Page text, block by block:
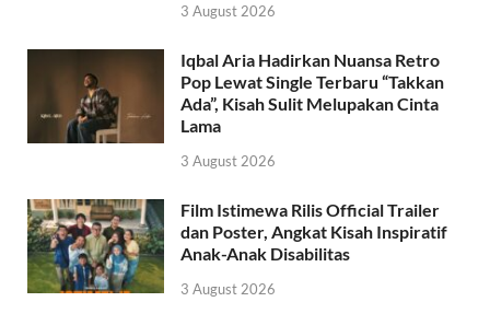
3 August 2026
Iqbal Aria Hadirkan Nuansa Retro
Pop Lewat Single Terbaru “Takkan
Ada”, Kisah Sulit Melupakan Cinta
Lama
3 August 2026
Film Istimewa Rilis Official Trailer
dan Poster, Angkat Kisah Inspiratif
Anak-Anak Disabilitas
3 August 2026